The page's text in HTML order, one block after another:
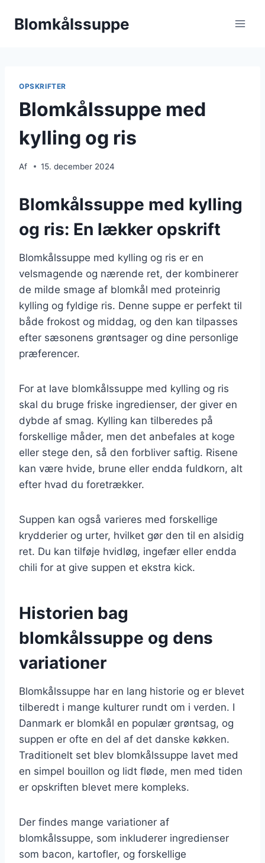
Blomkålssuppe
OPSKRIFTER
Blomkålssuppe med
kylling og ris
Af 15. december 2024
Blomkålssuppe med kylling
og ris: En lækker opskrift
Blomkålssuppe med kylling og ris er en
velsmagende og nærende ret, der kombinerer
de milde smage af blomkål med proteinrig
kylling og fyldige ris. Denne suppe er perfekt til
både frokost og middag, og den kan tilpasses
efter sæsonens grøntsager og dine personlige
præferencer.
For at lave blomkålssuppe med kylling og ris
skal du bruge friske ingredienser, der giver en
dybde af smag. Kylling kan tilberedes på
forskellige måder, men det anbefales at koge
eller stege den, så den forbliver saftig. Risene
kan være hvide, brune eller endda fuldkorn, alt
efter hvad du foretrækker.
Suppen kan også varieres med forskellige
krydderier og urter, hvilket gør den til en alsidig
ret. Du kan tilføje hvidløg, ingefær eller endda
chili for at give suppen et ekstra kick.
Historien bag
blomkålssuppe og dens
variationer
Blomkålssuppe har en lang historie og er blevet
tilberedt i mange kulturer rundt om i verden. I
Danmark er blomkål en populær grøntsag, og
suppen er ofte en del af det danske køkken.
Traditionelt set blev blomkålssuppe lavet med
en simpel bouillon og lidt fløde, men med tiden
er opskriften blevet mere kompleks.
Der findes mange variationer af
blomkålssuppe, som inkluderer ingredienser
som bacon, kartofler, og forskellige